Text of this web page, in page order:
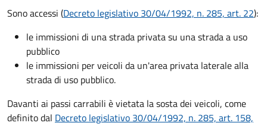
Sono accessi (Decreto legislativo 30/04/1992, n. 285, art. 22):
le immissioni di una strada privata su una strada a uso
pubblico
le immissioni per veicoli da un'area privata laterale alla
strada di uso pubblico.
Davanti ai passi carrabili è vietata la sosta dei veicoli, come
definito dal Decreto legislativo 30/04/1992, n. 285, art. 158,